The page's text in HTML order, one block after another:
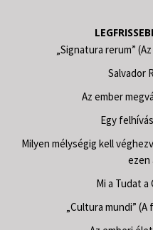
„Signatura rerum”
Salvador
Az ember
Egy
Milyen mélységig kell
ezen
Mi a Tudat a
„Cultura mundi”